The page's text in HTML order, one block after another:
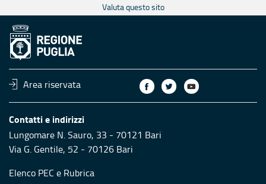
Valuta questo sito
Area riservata
Contatti e indirizzi
Lungomare N. Sauro, 33 - 70121 Bari
Via G. Gentile, 52 - 70126 Bari
Elenco PEC e Rubrica